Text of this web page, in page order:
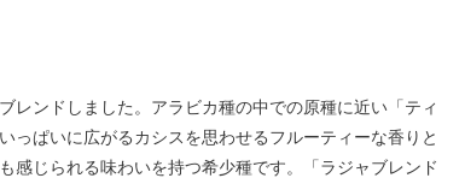
レンドしました。アラビカ種の中での原種に近い「ティ
っぱいに広がるカシスを思わせるフルーティーな香りと
感じられる味わいを持つ希少種です。「ラジャブレンド